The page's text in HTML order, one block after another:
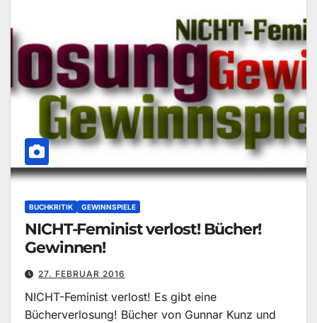
BUCHKRITIK GEWINNSPIELE
NICHT-Feminist verlost! Bücher!
Gewinnen!
27. FEBRUAR 2016
NICHT-Feminist verlost! Es gibt eine
Bücherverlosung! Bücher von Gunnar Kunz und